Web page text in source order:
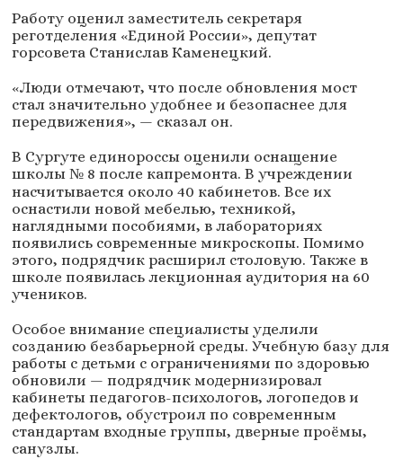
Работу оценил заместитель секретаря
реготделения «Единой России», депутат
горсовета Станислав Каменецкий.
«Люди отмечают, что после обновления мост
стал значительно удобнее и безопаснее для
передвижения», — сказал он.
В Сургуте единороссы оценили оснащение
школы № 8 после капремонта. В учреждении
насчитывается около 40 кабинетов. Все их
оснастили новой мебелью, техникой,
наглядными пособиями, в лабораториях
появились современные микроскопы. Помимо
этого, подрядчик расширил столовую. Также в
школе появилась лекционная аудитория на 60
учеников.
Особое внимание специалисты уделили
созданию безбарьерной среды. Учебную базу для
работы с детьми с ограничениями по здоровью
обновили — подрядчик модернизировал
кабинеты педагогов-психологов, логопедов и
дефектологов, обустроил по современным
стандартам входные группы, дверные проёмы,
санузлы.